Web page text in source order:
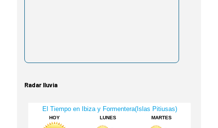
Radar lluvia